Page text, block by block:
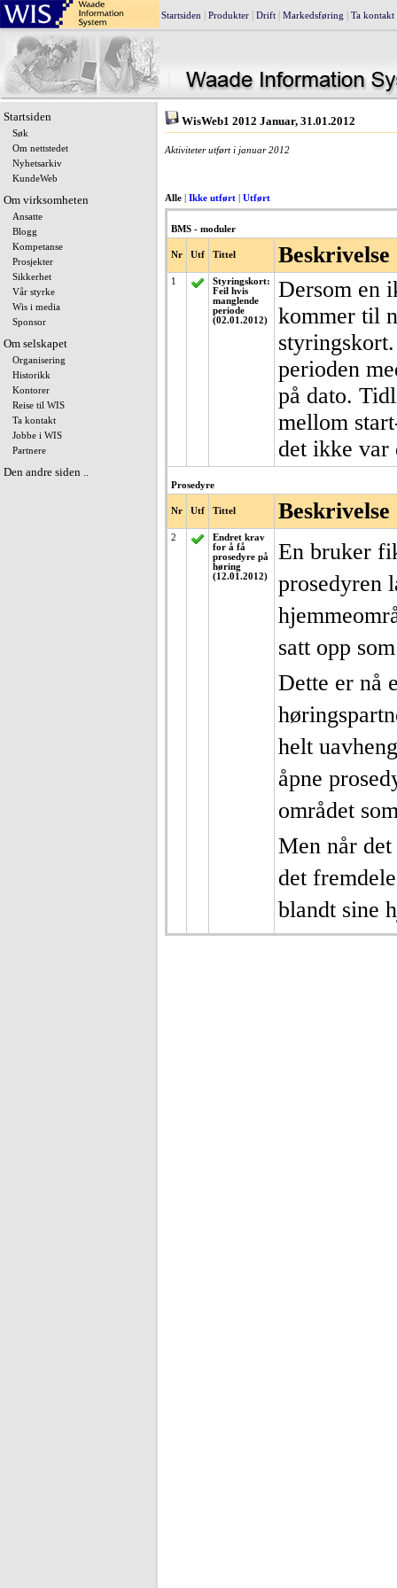
Startsiden Produkter Drift Markedsføring Ta kontakt
Startsiden
Søk
Om nettstedet
Nyhetsarkiv
KundeWeb
Om virksomheten
Ansatte
Blogg
Kompetanse
Prosjekter
Sikkerhet
Vår styrke
Wis i media
Sponsor
Om selskapet
Organisering
Historikk
Kontorer
Reise til WIS
Ta kontakt
Jobbe i WIS
Partnere
Den andre siden ..
WisWeb1 2012 Januar, 31.01.2012
Aktiviteter utført i januar 2012
Alle Ikke utført Utført
BMS - moduler
Nr Utf Tittel Beskrivelse
1
Styringskort:
Feil hvis
manglende
periode
(02.01.2012)
Dersom en
kommer til
perioden
på dato.
mellom
det ikke var
Prosedyre
Nr Utf Tittel Beskrivelse
2
Endret krav
for å få
prosedyre på
høring
(12.01.2012)
En bruker
prosedyren
satt opp
Dette er nå
helt
åpne
området
Men når
det
blandt sine